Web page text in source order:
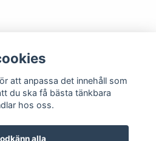
att anpassa det innehåll som
du ska få bästa tänkbara
hos oss.
alla